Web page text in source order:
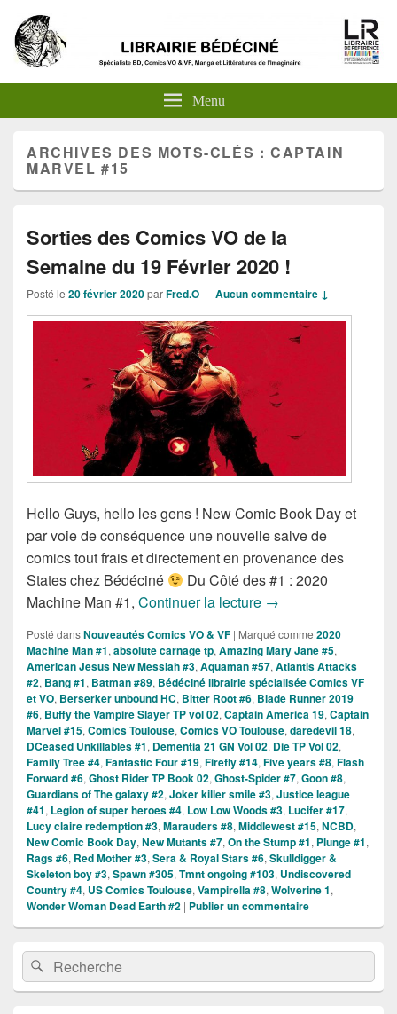
Menu
ARCHIVES DES MOTS-CLÉS :CAPTAIN
MARVEL #15
Sorties des Comics VO de la
Semaine du 19 Février 2020 !
Posté le 20 février 2020parFred.O—Aucun commentaire ↓
Hello Guys, hello les gens ! New Comic Book Day et
par voie de conséquence une nouvelle salve de
comics tout frais et directement en provenance des
States chez Bédéciné
Du Côté des #1 : 2020
Machine Man #1, Continuer la lecture Sorties des Comics
→
Posté dansNouveautés Comics VO & VF | Marqué comme 2020
Machine Man #1, absolute carnage tp, Amazing Mary Jane #5,
American Jesus New Messiah #3, Aquaman #57, Atlantis Attacks
#2, Bang #1, Batman #89, Bédéciné librairie spécialisée Comics VF
et VO, Berserker unbound HC, Bitter Root #6, Blade Runner 2019
#6, Buffy the Vampire Slayer TP vol 02, Captain America 19, Captain
Marvel #15, Comics Toulouse, Comics VO Toulouse, daredevil 18,
DCeased Unkillables #1, Dementia 21 GN Vol 02, Die TP Vol 02,
Family Tree #4, Fantastic Four #19, Firefly #14, Five years #8, Flash
Forward #6, Ghost Rider TP Book 02, Ghost-Spider #7, Goon #8,
Guardians of The galaxy #2, Joker killer smile #3, Justice league
#41, Legion of super heroes #4, Low Low Woods #3, Lucifer #17,
Lucy claire redemption #3, Marauders #8, Middlewest #15, NCBD,
New Comic Book Day, New Mutants #7, On the Stump #1, Plunge #1,
Rags #6, Red Mother #3, Sera & Royal Stars #6, Skulldigger &
Skeleton boy #3, Spawn #305, Tmnt ongoing #103, Undiscovered
Country #4, US Comics Toulouse, Vampirella #8, Wolverine 1,
Wonder Woman Dead Earth #2 | Publier un commentaire
Zone
principale
de
widget
Recherche :Rechercher